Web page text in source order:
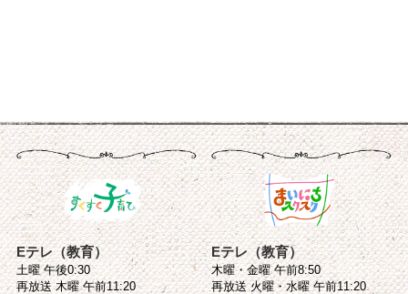
Eテレ（教育）
土曜 午後0:30
再放送 木曜 午前11:20
Eテレ（教育）
木曜・金曜 午前8:50
再放送 火曜・水曜 午前11:20